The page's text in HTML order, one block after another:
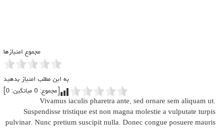
مجموع امتیازها
به این مطلب امتیاز بدهید
[مجموع:0 میانگین:0
Vivamus iaculis pharetra ante, sed ornare sem aliquam ut.
Suspendisse tristique est non magna molestie a vulputate turpis
pulvinar. Nunc pretium suscipit nulla. Donec congue posuere mauris